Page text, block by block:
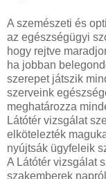
A szemészeti és
az egészségügyi
hogy rejtve
ha jobban
szerepet játszik
szerveink
meghatározza
Látótér vizsgálat
elkötelezték
nyújtsák ügyfeleik
A Látótér vizsgálat
szakemberek